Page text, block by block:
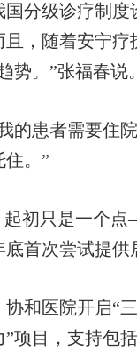
级诊疗制度
，随着安宁
势。”张福春说
患者需要住
。”
初只是一个
首次尝试提供
医院开启“三
项目，支持包